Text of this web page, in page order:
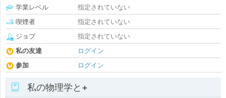
学業レベル
指定されていない
喫煙者
指定されていない
ジョブ
指定されていない
私の友達
ログイン
参加
ログイン
私の物理学と+